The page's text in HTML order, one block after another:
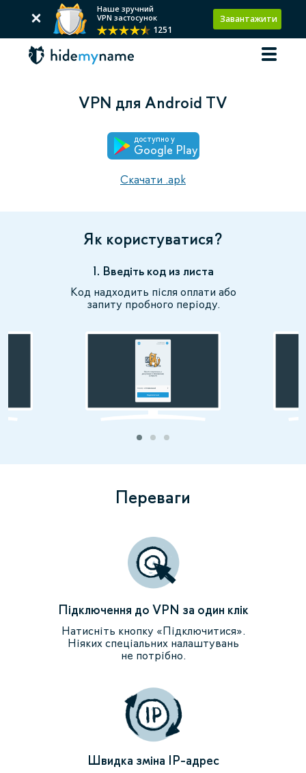
Наше зручний
VPN застосунок
1251
Завантажити
VPN для Android TV
доступно у
Google Play
Скачати .apk
Як користуватися?
1. Введіть код из листа
Код надходить після оплати або
запиту пробного періоду.
Переваги
Підключення до VPN за один клік
Натисніть кнопку «Підключитися».
Ніяких спеціальних налаштувань
не потрібно.
Швидка зміна IP-адрес